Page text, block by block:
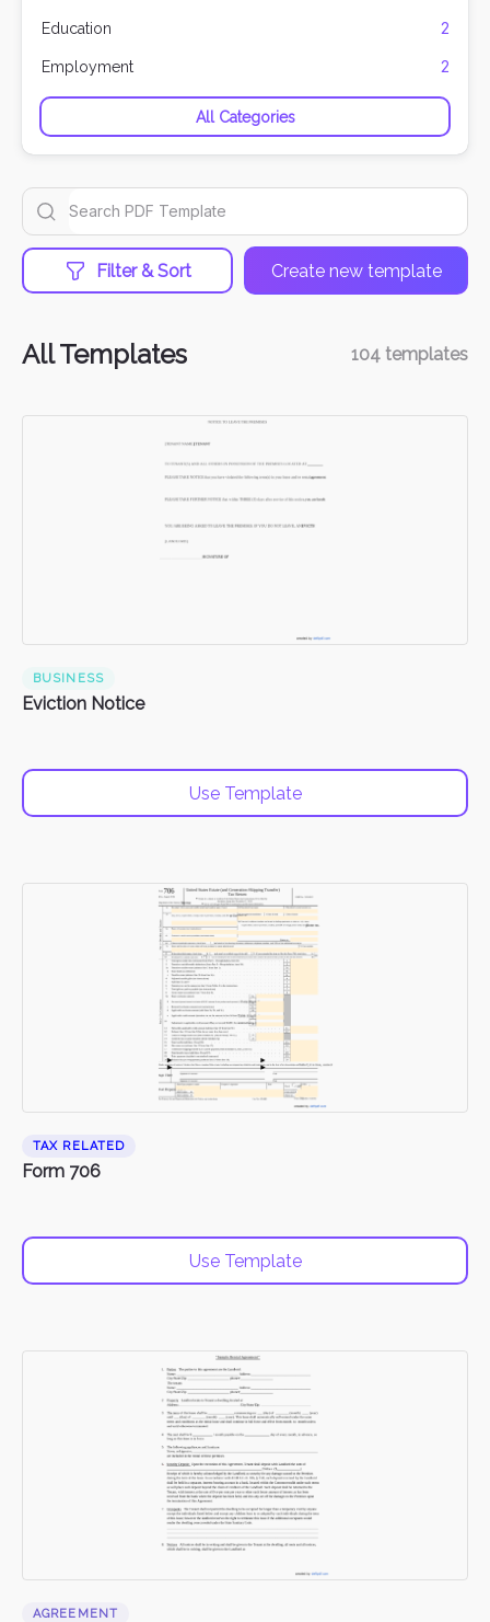
Education 2
Employment 2
All Categories
Filter & Sort Create new template
All Templates 104 templates
BUSINESS
Eviction Notice
Use Template
TAX RELATED
Form 706
Use Template
AGREEMENT